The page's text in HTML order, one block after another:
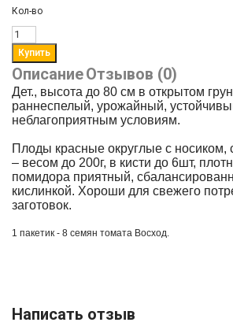
Кол-во
ОписаниеОтзывов (0)
Дет., высота до 80 см в открытом
раннеспелый, урожайный,
неблагоприятным условиям.
Плоды красные округлые с носиком,
– весом до 200г, в кисти до 6шт,
помидора приятный,
кислинкой. Хороши для свежего
заготовок.
1 пакетик - 8 семян томата Восход.
Написать отзыв